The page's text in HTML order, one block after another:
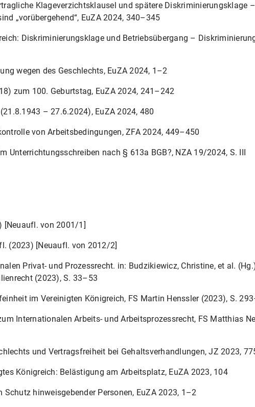
Klageverzichtsklausel und spätere Diskriminierungsklage –
„vorübergehend“, EuZA 2024, 340–345
Diskriminierungsklage und Betriebsübergang –
wegen des Geschlechts, EuZA 2024, 1–2
zum 100. Geburtstag, EuZA 2024, 241–242
– 27.6.2024), EuZA 2024, 480
von Arbeitsbedingungen, ZFA 2024, 449–450
Unterrichtungsschreiben nach § 613a BGB?, NZA 19/2024, S. III
[Neuaufl. von 2001/1]
(2023) [Neuaufl. von 2012/2]
Privat- und Prozessrecht. in: Budzikiewicz, Christine, et al.
(2023), S. 33–53
im Vereinigten Königreich, FS Martin Henssler (2023), S.
Internationalen Arbeits- und Arbeitsprozessrecht, FS Matthias
und Vertragsfreiheit bei Gehaltsverhandlungen, JZ 2023,
Königreich: Belästigung am Arbeitsplatz, EuZA 2023, 104
Schutz hinweisgebender Personen, EuZA 2023, 1–2